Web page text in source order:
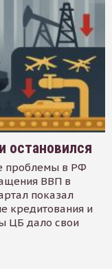
остановился
проблемы в РФ
ВВП в
показал
кредитования и
ЦБ дало свои